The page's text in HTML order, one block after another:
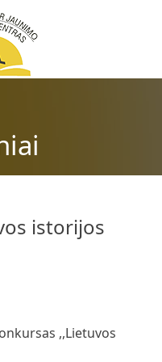
istorijos
,,Lietuvos